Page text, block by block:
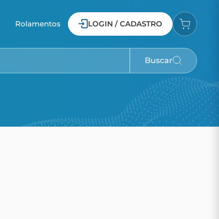
Rolamentos LOGIN / CADASTRO
Buscar